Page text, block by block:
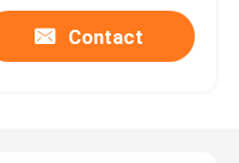
Contact
Puces de thermistance de la haute précision NTC avec différents paramètres dans puces nues de différentes tailles